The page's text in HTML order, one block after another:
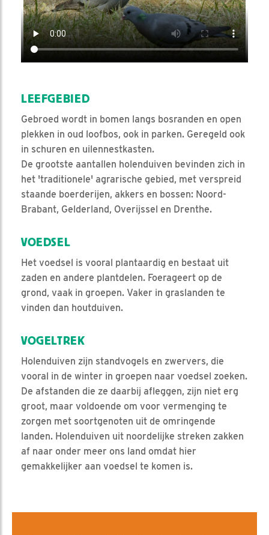
LEEFGEBIED
Gebroed wordt in bomen langs bosranden en open
plekken in oud loofbos, ook in parken. Geregeld ook
in schuren en uilennestkasten.
De grootste aantallen holenduiven bevinden zich in
het 'traditionele' agrarische gebied, met verspreid
staande boerderijen, akkers en bossen: Noord-
Brabant, Gelderland, Overijssel en Drenthe.
VOEDSEL
Het voedsel is vooral plantaardig en bestaat uit
zaden en andere plantdelen. Foerageert op de
grond, vaak in groepen. Vaker in graslanden te
vinden dan houtduiven.
VOGELTREK
Holenduiven zijn standvogels en zwervers, die
vooral in de winter in groepen naar voedsel zoeken.
De afstanden die ze daarbij afleggen, zijn niet erg
groot, maar voldoende om voor vermenging te
zorgen met soortgenoten uit de omringende
landen. Holenduiven uit noordelijke streken zakken
af naar onder meer ons land omdat hier
gemakkelijker aan voedsel te komen is.